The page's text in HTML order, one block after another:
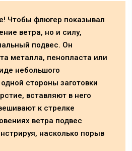
Чтобы флюгер показывал
ветра, но и силу,
подвес. Он
металла, пенопласта или
небольшого
стороны заготовки
вставляют в него
к стрелке
ветра подвес
насколько порыв